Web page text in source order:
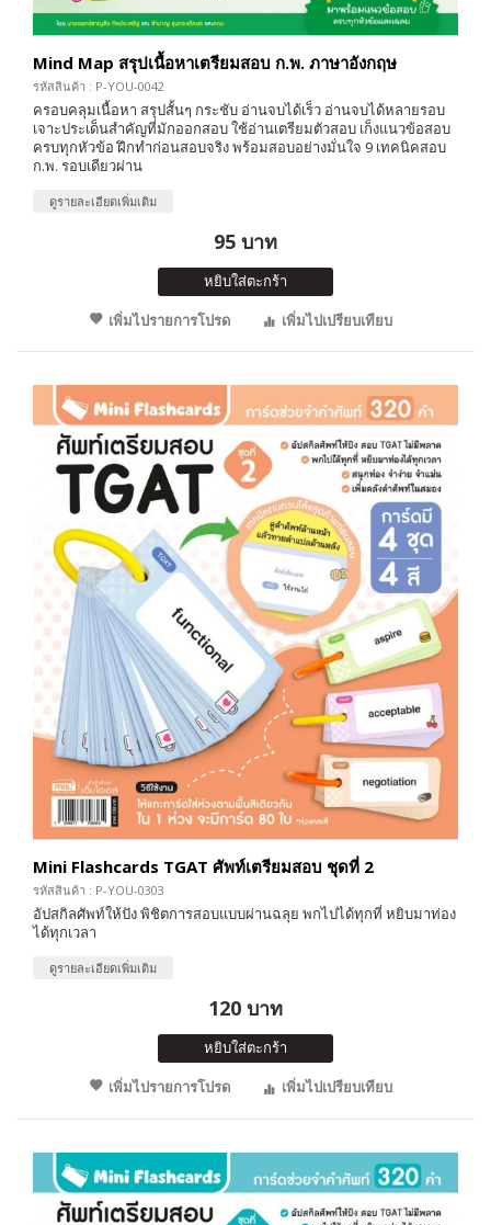
Mind Map สรุปเนื้อหาเตรียมสอบ ก.พ. ภาษาอังกฤษ
รหัสสินค้า : P-YOU-0042
ครอบคลุมเนื้อหา สรุปสั้นๆ กระชับ อ่านจบได้เร็ว อ่านจบได้หลายรอบ
เจาะประเด็นสำคัญที่มักออกสอบ ใช้อ่านเตรียมตัวสอบ เก็งแนวข้อสอบ
ครบทุกหัวข้อ ฝึกทำก่อนสอบจริง พร้อมสอบอย่างมั่นใจ 9 เทคนิคสอบ
ก.พ. รอบเดียวผ่าน
ดูรายละเอียดเพิ่มเติม
95 บาท
หยิบใส่ตะกร้า
เพิ่มไปรายการโปรด
เพิ่มไปเปรียบเทียบ
Mini Flashcards TGAT ศัพท์เตรียมสอบ ชุดที่ 2
รหัสสินค้า : P-YOU-0303
อัปสกิลศัพท์ให้ปัง พิชิตการสอบแบบผ่านฉลุย พกไปได้ทุกที่ หยิบมาท่อง
ได้ทุกเวลา
ดูรายละเอียดเพิ่มเติม
120 บาท
หยิบใส่ตะกร้า
เพิ่มไปรายการโปรด
เพิ่มไปเปรียบเทียบ